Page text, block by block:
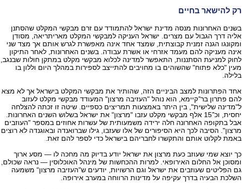
רק להישאר בחיים
בשנים האחרונות מנסה מדינת ישראל להתמודד עם זרם מבקשי המקלט שהסתנן
אליה דרך הגבול עם מצרים. ישראל העניקה למבקשי המקלט מאריתריאה, מסודן
ומקונגו הגנה זמנית קבוצתית, שמצד אחד אינה מאפשרת לגרש אותם אך מצד שני
אינה מעניקה להם מעמד אזרחי או אשרת עבודה. בשנים האחרונות, לאחר התיקון
לחוק למניעת הסתננות, התאפשר למדינה לכלוא מבקשי מקלט במתקן חולות שבנגב,
מעין "כלא פתוח" שהשוהים בו מחויבים להתייצב לספירות במהלך היום וללון בו
בלילה.
אחד הפתרונות למצב הביניים הזה, שהותיר את מבקשי המקלט בישראל אך לא מצא
להם פתרון בר־קיימא, הוא נוהל "העזיבה מרצון" המעודד מבקשי מקלט לעזוב
ל"מדינה שלישית", בין היתר באמצעות תמריצים כספיים. שיטה זו זכתה להצלחה
יחסית, וכ־15 אלף מבקשי מקלט עזבו "מרצון" את ישראל בשלוש השנים האחרונות.
אבל בתקופה האחרונה חלה ירידה משמעותית של עשרות אחוזים במספר "העוזבים
מרצון". הסיבה לכך היא הסיפורים של אלו שעזבו, גילו שברואנדה ובאוגנדה לא רוצים
באמת לקלוט אותם והתקשרו לחבריהם בישראל כדי לספר להם זאת.
כך יוצא שמי שעוזב כעת מרצון את ישראל יודע בדיוק מה מחכה לו — מסע ארוך
ומסוכן אל החלום האירופאי. למרות ההכחשות של מינהל האוכלוסין — נראה שכולם,
גם הפליטים שעוזבים את ישראל וגם הרשויות, יודעים ש"העזיבה מרצון" משמעה
השלכת הבעיה בדרך עקיפה על מדינות הרווחה במערב אירופה.